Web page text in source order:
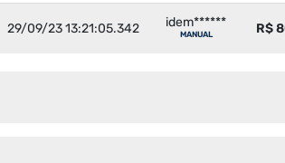
29/09/23 13:21:05.342 idem******
MANUAL R$